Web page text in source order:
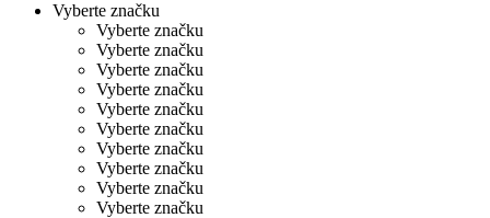
Vyberte značku
Vyberte značku
Vyberte značku
Vyberte značku
Vyberte značku
Vyberte značku
Vyberte značku
Vyberte značku
Vyberte značku
Vyberte značku
Vyberte značku